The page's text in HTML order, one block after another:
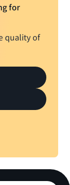
for
quality of